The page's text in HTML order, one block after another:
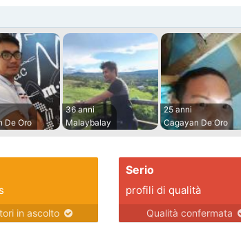
De Oro
36 anni
Malaybalay
25 anni
Cagayan De Oro
in ascolto
Serio
profili di qualità
Qualità confermata